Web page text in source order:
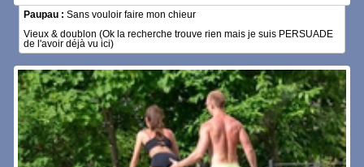
Paupau : Sans vouloir faire mon chieur
Vieux & doublon (Ok la recherche trouve rien mais je suis PERSUADE
de l'avoir déjà vu ici)